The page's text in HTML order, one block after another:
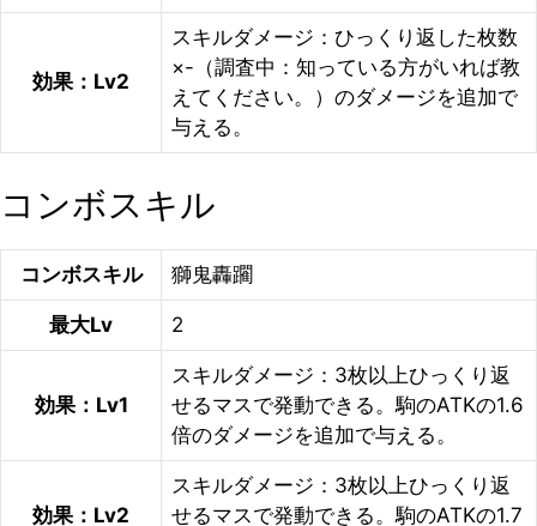
効果：Lv2
スキルダメージ：ひっくり返した枚数
×-（調査中：知っている方がいれば教
えてください。）のダメージを追加で
与える。
コンボスキル
コンボスキル 獅鬼轟躙
最大Lv 2
効果：Lv1
スキルダメージ：3枚以上ひっくり返
せるマスで発動できる。駒のATKの1.6
倍のダメージを追加で与える。
効果：Lv2
スキルダメージ：3枚以上ひっくり返
せるマスで発動できる。駒のATKの1.7